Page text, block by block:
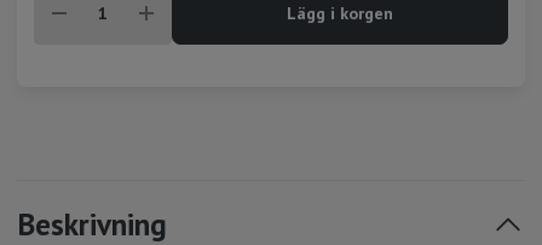
Lägg i korgen
Beskrivning